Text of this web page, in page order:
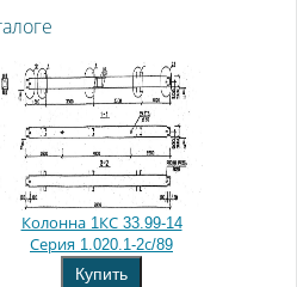
Колонна 1КС 33.99-14
Серия 1.020.1-2с/89
Купить